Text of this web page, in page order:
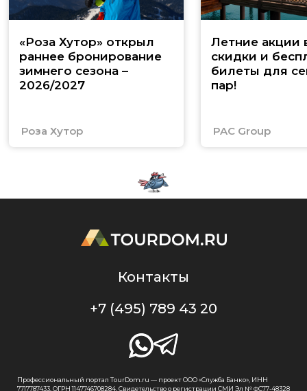
«Роза Хутор» открыл
раннее бронирование
зимнего сезона –
2026/2027
Роза Хутор
Летние акции
скидки и
билеты для
пар!
PAC Group
Контакты
+7 (495) 789 43 20
Профессиональный портал TourDom.ru — проект ООО «Служба Банко», ИНН
7717787433, ОГРН 1147746708284. Свидетельство о регистрации СМИ Эл № ФС77-48328